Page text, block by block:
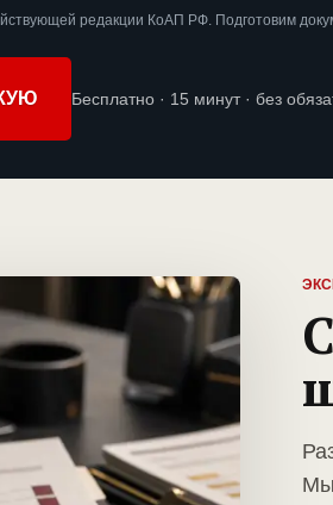
редакции КоАП РФ. Подготовим
Бесплатно · 15 минут · без
Мы